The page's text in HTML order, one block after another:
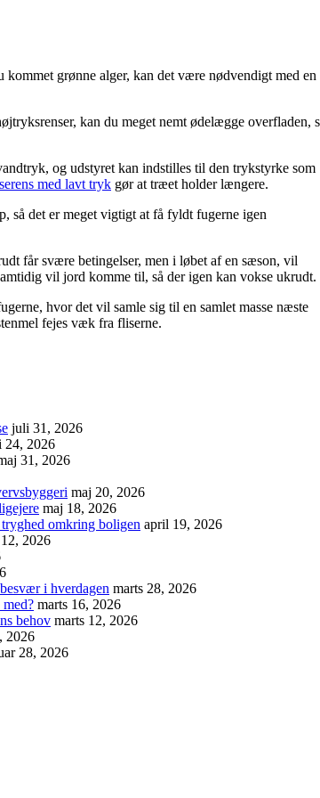
grønne alger, kan det være nødvendigt med en
kan du meget nemt ødelægge overfladen,
og udstyret kan indstilles til den trykstyrke som
med lavt tryk gør at træet holder længere.
så det er meget vigtigt at få fyldt fugerne igen
får svære betingelser, men i løbet af en sæson, vil
vil jord komme til, så der igen kan vokse ukrudt.
hvor det vil samle sig til en samlet masse næste
fejes væk fra fliserne.
juli 31, 2026
24, 2026
31, 2026
maj 20, 2026
maj 18, 2026
omkring boligen april 19, 2026
2026
i hverdagen marts 28, 2026
marts 16, 2026
behov marts 12, 2026
2026
28, 2026